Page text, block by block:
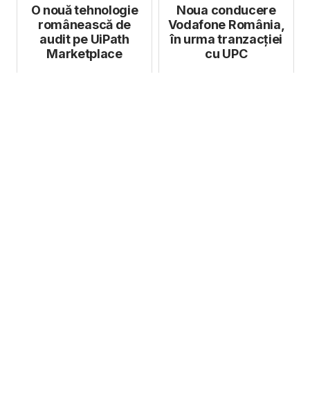
O nouă tehnologie
românească de
audit pe UiPath
Marketplace
Noua conducere
Vodafone România,
în urma tranzacției
cu UPC